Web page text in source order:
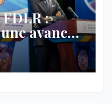
:
avancée
sa ligne